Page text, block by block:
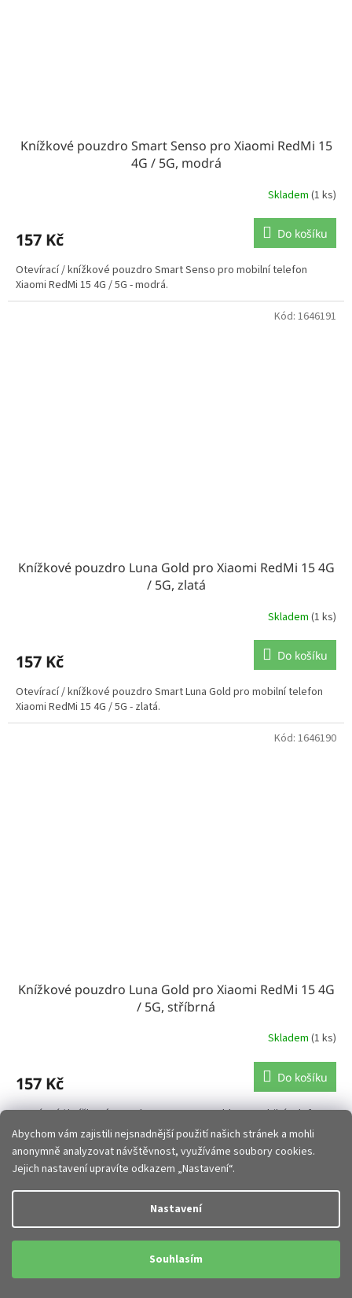
Abychom vám zajistili nejsnadnější použití našich stránek a mohli
anonymně analyzovat návštěvnost, využíváme soubory cookies.
Jejich nastavení upravíte odkazem „Nastavení“.
Nastavení
Souhlasím
Knížkové pouzdro Smart Senso pro Xiaomi RedMi 15
4G / 5G, modrá
Skladem (1 ks)
157 Kč Do košíku
Otevírací / knížkové pouzdro Smart Senso pro mobilní telefon
Xiaomi RedMi 15 4G / 5G - modrá.
Knížkové pouzdro Luna Gold pro Xiaomi RedMi 15 4G
/ 5G, zlatá
Skladem (1 ks)
157 Kč Do košíku
Otevírací / knížkové pouzdro Smart Luna Gold pro mobilní telefon
Xiaomi RedMi 15 4G / 5G - zlatá.
Kód: 1646191
Knížkové pouzdro Luna Gold pro Xiaomi RedMi 15 4G
/ 5G, stříbrná
Skladem (1 ks)
157 Kč Do košíku
Otevírací / knížkové pouzdro Smart Luna Gold pro mobilní telefon
Xiaomi RedMi 15 4G / 5G - stříbrná.
Kód: 1646190
Kód:1646189